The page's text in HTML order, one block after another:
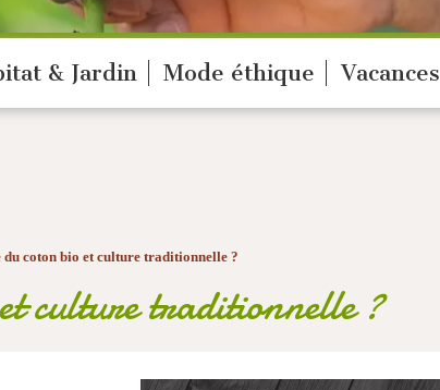
& Jardin Mode éthique Vacances
du coton bio et culture traditionnelle ?
culture traditionnelle ?